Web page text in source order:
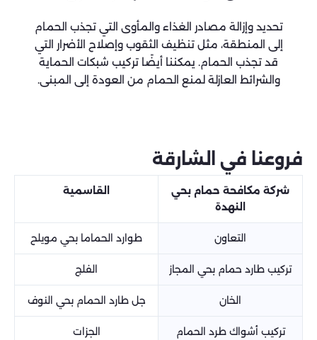
تحديد وإزالة مصادر الغذاء والمأوى التي تجذب الحمام
إلى المنطقة، مثل تنظيف الثقوب وإصلاح الأضرار التي
قد تجذب الحمام. يمكننا أيضًا تركيب شبكات الحماية
والشرائط العازلة لمنع الحمام من العودة إلى المبنى.
فروعنا في الشارقة
شركة مكافحة حمام بحي
النهدة
القاسمية
التعاون طوارد الحماما بحي مويلح
تركيب طارد حمام بحي المجاز الفلج
الخان جل طارد الحمام بحي النوف
تركيب أشواك طرد الحمام
الجزات